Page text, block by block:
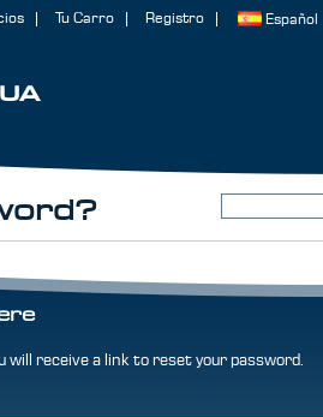
Tu Carro Registro Español
will receive a link to reset your password.